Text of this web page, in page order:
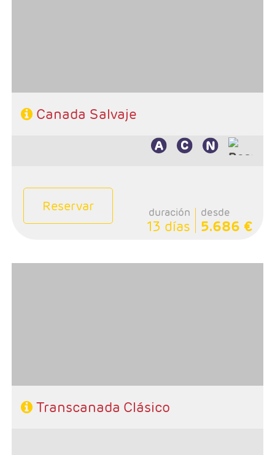
Canada Salvaje
Reservar duración
13 días
desde
5.686 €
Transcanada Clásico